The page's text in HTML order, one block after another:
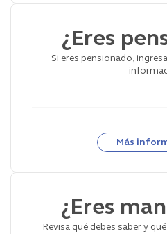
¿Eres
Si eres pensionado,
Más
¿Eres
Revisa qué debes saber y